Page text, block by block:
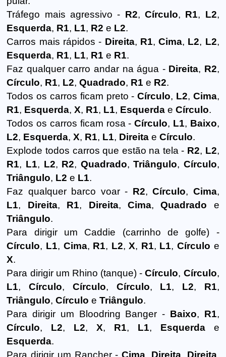
Tráfego mais agressivo - R2, Círculo, R1, L2,
Esquerda, R1, L1, R2 e L2.
Carros mais rápidos - Direita, R1,Cima, L2, L2,
Esquerda, R1, L1, R1 e R1.
Faz qualquer carro andar na água - Direita, R2,
Círculo, R1, L2,Quadrado, R1 e R2.
Todos os carros ficam preto -Círculo, L2, Cima,
R1, Esquerda,X, R1, L1, Esquerda eCírculo.
Todos os carros ficam rosa -Círculo, L1, Baixo,
L2, Esquerda,X, R1, L1, Direita eCírculo.
Explode todos carros que estão na tela - R2, L2,
R1, L1, L2, R2, Quadrado,Triângulo, Círculo,
Triângulo, L2 e L1.
Faz qualquer barco voar - R2,Círculo, Cima,
L1, Direita, R1, Direita, Cima,Quadrado e
Triângulo.
Para dirigir um Caddie (carrinho de golfe) -
Círculo, L1, Cima, R1, L2,X, R1, L1,Círculo e
X.
Para dirigir um Rhino (tanque) -Círculo, Círculo,
L1,Círculo, Círculo, Círculo, L1, L2, R1,
Triângulo,Círculo eTriângulo.
Para dirigir um Bloodring Banger - Baixo, R1,
Círculo, L2, L2,X, R1, L1, Esquerdae
Esquerda.
Para dirigir um Rancher -Cima Direita Direita